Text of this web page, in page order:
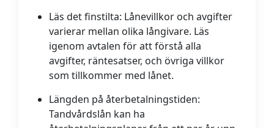
Läs det finstilta: Lånevillkor och avgifter
varierar mellan olika långivare. Läs
igenom avtalen för att förstå alla
avgifter, räntesatser, och övriga villkor
som tillkommer med lånet.
Längden på återbetalningstiden:
Tandvårdslån kan ha